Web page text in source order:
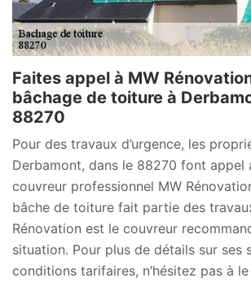
Faites appel à MW
bâchage de toiture à
88270
Pour des travaux d’urgence, les
Derbamont, dans le 88270 font appel
couvreur professionnel MW
bâche de toiture fait partie des
Rénovation est le couvreur
situation. Pour plus de détails sur ses
conditions tarifaires, n’hésitez pas à